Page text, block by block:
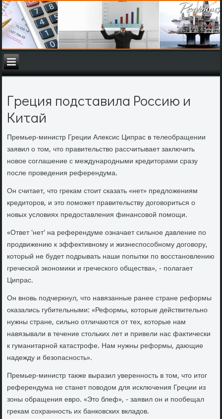
Греция подставила Россию и
Китай
Премьер-министр Греции Алексис Ципрас в телеобращении
заявил о том, что правительство рассчитывает заключить
новое соглашение с международными кредиторами сразу
после проведения референдума.
Он считает, что грекам стоит сказать «нет» предложениям
кредиторов, и это поможет правительству договориться о
новых условиях предоставления финансовой помощи.
«Ответ 'нет' на референдуме означает сильное давление по
продвижению к эффективному и жизнеспособному договору,
который не будет подрывать наши попытки по восстановлению
греческой экономики и греческого общества», - полагает
Ципрас.
Он вновь подчеркнул, что навязанные ранее стране реформы
оказались губительными: «Реформы, которые действительно
нужны стране, сильно отличаются от тех, которые нам
навязывали в течение стольких лет и привели нас фактически
к гуманитарной катастрофе. Нам нужны реформы, дающие
надежду и безопасность».
Премьер-министр также выразил уверенность в том, что итог
референдума не станет поводом для исключения Греции из
зоны обращения евро. «Это блеф», - заявил он и пообещал
грекам сохранность их банковских вкладов.